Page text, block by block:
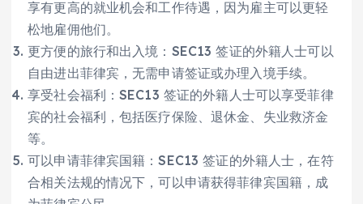
享有更高的就业机会和工作待遇，因为雇主可以更轻
松地雇佣他们。
更方便的旅行和出入境：SEC13 签证的外籍人士可以
自由进出菲律宾，无需申请签证或办理入境手续。
享受社会福利：SEC13 签证的外籍人士可以享受菲律
宾的社会福利，包括医疗保险、退休金、失业救济金
等。
可以申请菲律宾国籍：SEC13 签证的外籍人士，在符
合相关法规的情况下，可以申请获得菲律宾国籍，成